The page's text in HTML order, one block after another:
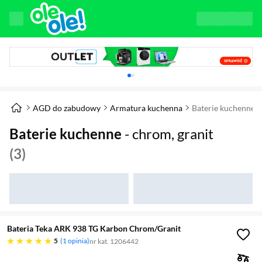
Karuzela z banerami, aktualny element 1 z
AGD do zabudowy Armatura kuchenna Baterie kuchenne
Baterie kuchenne - chrom, granit
(3)
Bateria Teka ARK 938 TG Karbon Chrom/Granit
5
pięć gwiazdek 1 opinia nr kat. 1206442